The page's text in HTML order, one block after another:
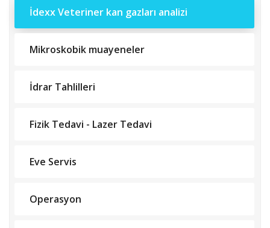
İdexx Veteriner kan gazları analizi
Mikroskobik muayeneler
İdrar Tahlilleri
Fizik Tedavi - Lazer Tedavi
Eve Servis
Operasyon